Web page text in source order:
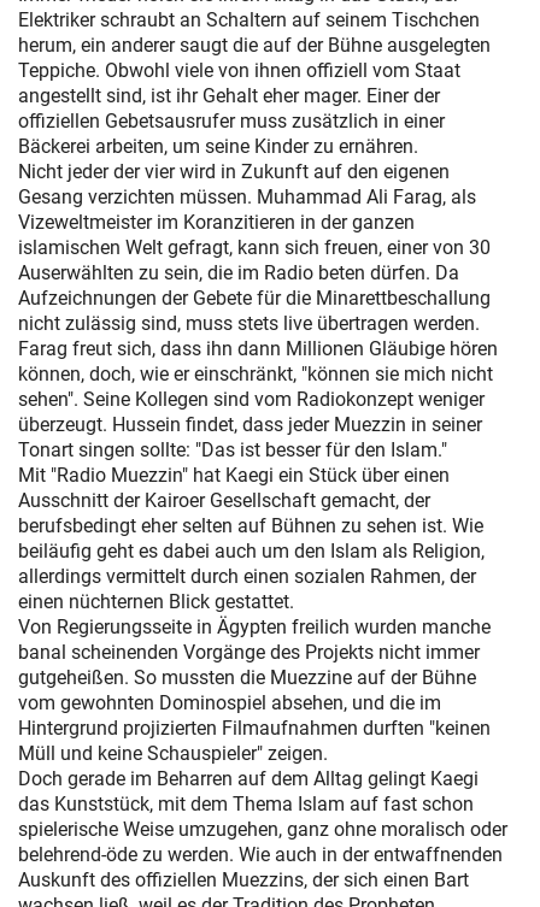
Elektriker schraubt an Schaltern auf seinem Tischchen
herum, ein anderer saugt die auf der Bühne ausgelegten
Teppiche. Obwohl viele von ihnen offiziell vom Staat
angestellt sind, ist ihr Gehalt eher mager. Einer der
offiziellen Gebetsausrufer muss zusätzlich in einer
Bäckerei arbeiten, um seine Kinder zu ernähren.
Nicht jeder der vier wird in Zukunft auf den eigenen
Gesang verzichten müssen. Muhammad Ali Farag, als
Vizeweltmeister im Koranzitieren in der ganzen
islamischen Welt gefragt, kann sich freuen, einer von 30
Auserwählten zu sein, die im Radio beten dürfen. Da
Aufzeichnungen der Gebete für die Minarettbeschallung
nicht zulässig sind, muss stets live übertragen werden.
Farag freut sich, dass ihn dann Millionen Gläubige hören
können, doch, wie er einschränkt, "können sie mich nicht
sehen". Seine Kollegen sind vom Radiokonzept weniger
überzeugt. Hussein findet, dass jeder Muezzin in seiner
Tonart singen sollte: "Das ist besser für den Islam."
Mit "Radio Muezzin" hat Kaegi ein Stück über einen
Ausschnitt der Kairoer Gesellschaft gemacht, der
berufsbedingt eher selten auf Bühnen zu sehen ist. Wie
beiläufig geht es dabei auch um den Islam als Religion,
allerdings vermittelt durch einen sozialen Rahmen, der
einen nüchternen Blick gestattet.
Von Regierungsseite in Ägypten freilich wurden manche
banal scheinenden Vorgänge des Projekts nicht immer
gutgeheißen. So mussten die Muezzine auf der Bühne
vom gewohnten Dominospiel absehen, und die im
Hintergrund projizierten Filmaufnahmen durften "keinen
Müll und keine Schauspieler" zeigen.
Doch gerade im Beharren auf dem Alltag gelingt Kaegi
das Kunststück, mit dem Thema Islam auf fast schon
spielerische Weise umzugehen, ganz ohne moralisch oder
belehrend-öde zu werden. Wie auch in der entwaffnenden
Auskunft des offiziellen Muezzins, der sich einen Bart